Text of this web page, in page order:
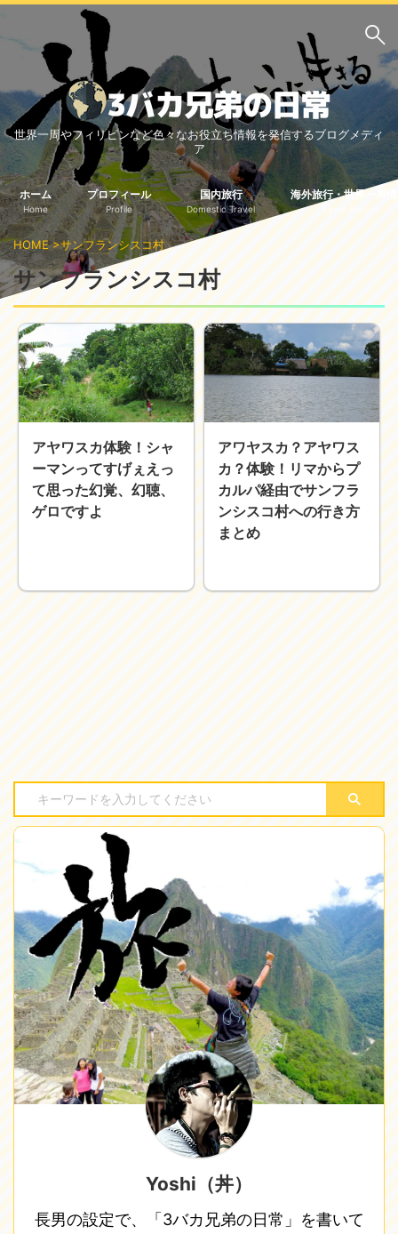
サイト内検索
3バカ兄弟のブログ
三男：増田っちのブロ
グ
次男：タクジのブログ
長男：Yoshiのブログ
ビジネス・ライフハック
車関係
生活の知恵
国内旅行
中部
中国・四国
北海道・東北
関東
近畿
九州
世界一周ブログ
アフリカ
アジア
ヨーロッパ
中東
東南アジア
Web・ガジェット
世界一周やフィリピンなど色々なお役立ち情報を発信するブログメディ
ア
ホーム
Home
プロフィール
Profile
国内旅行
Domestic Travel
海外旅行・世界一周
HOME>サンフランシスコ村
サンフランシスコ村
アヤワスカ体験！シャ
ーマンってすげぇえっ
て思った幻覚、幻聴、
ゲロですよ
アワヤスカ？アヤワス
カ？体験！リマからプ
カルパ経由でサンフラ
ンシスコ村への行き方
まとめ
Yoshi（丼）
長男の設定で、「3バカ兄弟の日常」を書いて